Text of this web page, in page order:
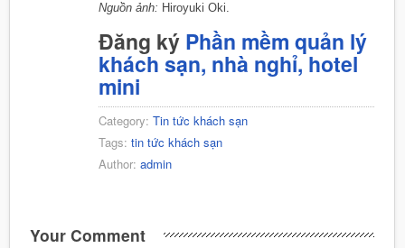
Nguồn ảnh: Hiroyuki Oki.
Đăng ký Phần mềm quản lý
khách sạn, nhà nghỉ, hotel
mini
Category: Tin tức khách sạn
Tags: tin tức khách sạn
Author: admin
Your Comment